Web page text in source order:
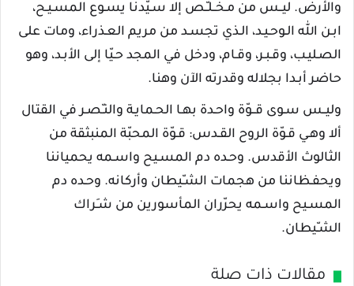
والأرض. ليــس من مـخــلـّـص إلا سـيّدنا يسـوع المسـيـح،
ابـن الله الـوحـيـد، الـذي تجسـد من مريم العـذراء، ومات على
الصـليـب، وقـبـر، وقـام، ودخل في المجد حـيّا إلى الأبـد، وهو
حاضر أبـدا بجلاله وقدرته الآن وهنا.
وليــس سـوى قــوّة واحـدة بهـا الحـمايـة والنـّصـر في القتال
ألا وهـي قـوّة الروح القـدس: قـوّة المحبّة المنبثقة من
الثالوث الأقدس. وحـده دم المسـيح واسـمه يحمياننا
ويحفـظاننا من هجمات الشـّيطان وأركانه. وحـده دم
المسـيح واسـمه يحرّران المأسورين من شـِراك
الشـّيطان.
مقالات ذات صلة